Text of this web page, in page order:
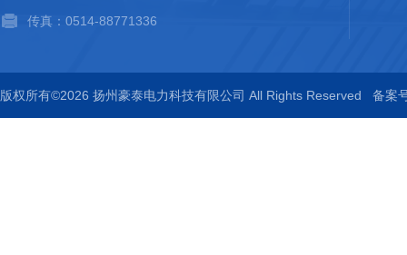
传真：0514-88771336
版权所有©2026 扬州豪泰电力科技有限公司 All Rights Reserved 备案